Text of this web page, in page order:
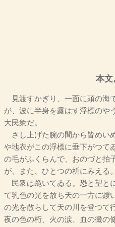
本文
見渡すかぎり、一面に頭の海
が、波に半身を露はす浮標のや
大民衆だ。
さし上げた腕の間から皆めい
や地衣がこの浮標に垂下がつて
の毛がふくらんで、おのづと拍
が、また、ひとつの祈にみえる。
民衆は跪いてゐる。恐と望と
て乳色の光を放ち天の一方に靉
の光を散らして天の川を登つて
夜の色の桁、火の涙、血の黴の